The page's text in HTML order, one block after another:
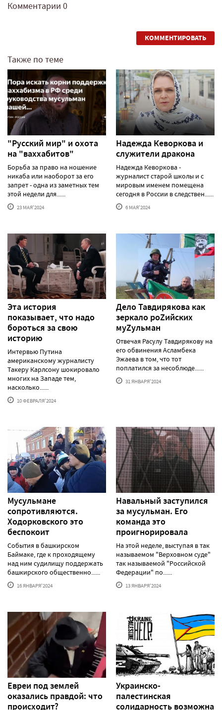
Комментарии 0
КОММЕНТИРОВАТЬ
Также по теме
"Русский мир" и охота
на "ваххабитов"
Борьба за право на ношение
никаба или наоборот за его
запрет - одна из заметных тем
этой недели для......
23 МАЯ'2024
Надежда Кеворкова и
служители дракона
Надежда Кеворкова -
журналист старой школы и с
мировым именем помещена
сегодня в России в следствен......
6 МАЯ'2024
Эта история
показывает, что надо
бороться за свою
историю
Интервью Путина
американскому журналисту
Такеру Карлсону шокировало
многих на Западе тем,
насколько......
10 ФЕВРАЛЯ'2024
Дело Тавдирякова как
зеркало роZийских
муZульман
Отвечая Расулу Тавдирякову на
его обвинения Асламбека
Эжаева в том, что тот
поплатился за несоблюде......
31 ЯНВАРЯ'2024
Мусульмане
сопротивляются.
Ходорковского это
беспокоит
События в башкирском
Баймаке, где к проходящему
над ним судилищу поддержать
башкирского общественно......
16 ЯНВАРЯ'2024
Навальный заступился
за мусульман. Его
команда это
проигнорировала
На этой неделе, выступая в так
называемом "Верховном суде"
так называемой "Российской
Федерации" по......
13 ЯНВАРЯ'2024
Евреи под землей
оказались правдой: что
происходит?
Украинско-
палестинская
солидарность возможна